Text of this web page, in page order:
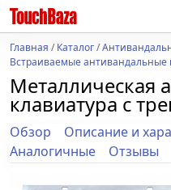
Главная /Каталог/
Встраиваемые антивандальные
Металлическая
клавиатура c
Обзор Описание и
Аналогичные
Отзывы